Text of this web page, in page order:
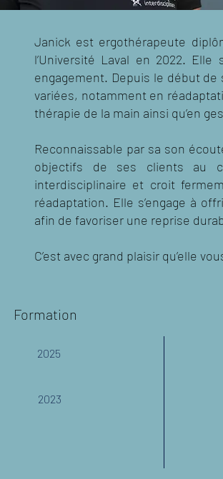
Janick est ergothérapeute
l’Université Laval en 2022.
engagement. Depuis le début
variées, notamment en
thérapie de la main ainsi qu’en
Reconnaissable par sa son
objectifs de ses clients au
interdisciplinaire et croit
réadaptation. Elle s’engage à
afin de favoriser une reprise
C’est avec grand plaisir qu’elle
Formation
2025
2023